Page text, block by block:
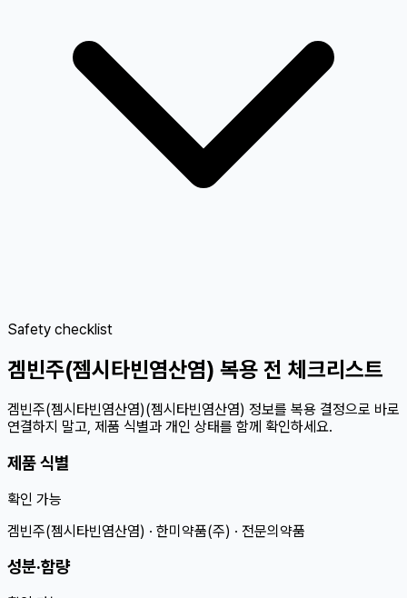
Safety checklist
겜빈주(젬시타빈염산염) 복용 전 체크리스트
겜빈주(젬시타빈염산염)(젬시타빈염산염) 정보를 복용 결정으로 바로
연결하지 말고, 제품 식별과 개인 상태를 함께 확인하세요.
제품 식별
확인 가능
겜빈주(젬시타빈염산염) · 한미약품(주) · 전문의약품
성분·함량